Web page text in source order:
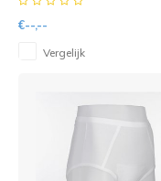
€--,--
Vergelijk